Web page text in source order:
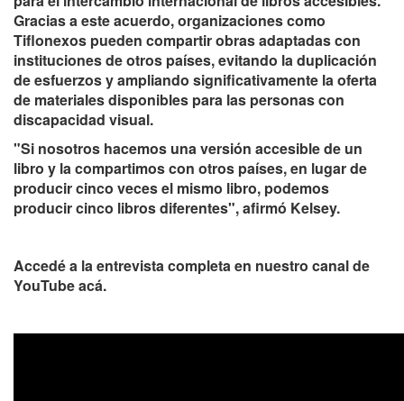
Gracias a este acuerdo, organizaciones como
Tiflonexos pueden compartir obras adaptadas con
instituciones de otros países, evitando la duplicación
de esfuerzos y ampliando significativamente la oferta
de materiales disponibles para las personas con
discapacidad visual.
"Si nosotros hacemos una versión accesible de un
libro y la compartimos con otros países, en lugar de
producir cinco veces el mismo libro, podemos
producir cinco libros diferentes", afirmó Kelsey.
Accedé a la entrevista completa en nuestro canal de
YouTube acá.